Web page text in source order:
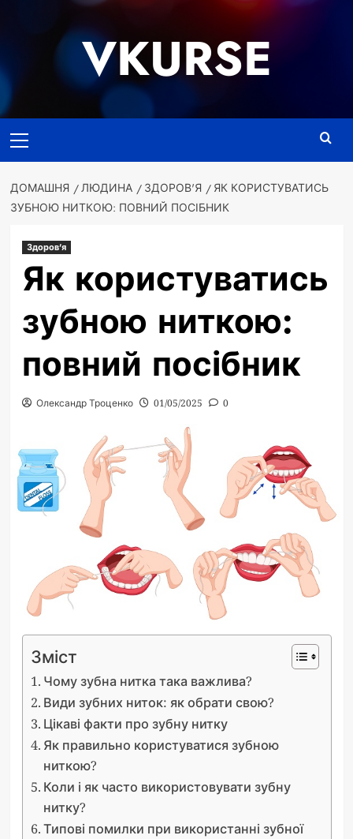
VKURSE
меню
ДОМАШНЯ ЛЮДИНА ЗДОРОВ'Я
ЯК КОРИСТУВАТИСЬ
ЗУБНОЮ НИТКОЮ: ПОВНИЙ ПОСІБНИК
Здоров'я
Як користуватись
зубною ниткою:
повний посібник
Олександр Троценко 01/05/2025 0
Зміст
Чому зубна нитка така важлива?
Види зубних ниток: як обрати свою?
Цікаві факти про зубну нитку
Як правильно користуватися зубною
ниткою?
Коли і як часто використовувати зубну
нитку?
Типові помилки при використанні зубної